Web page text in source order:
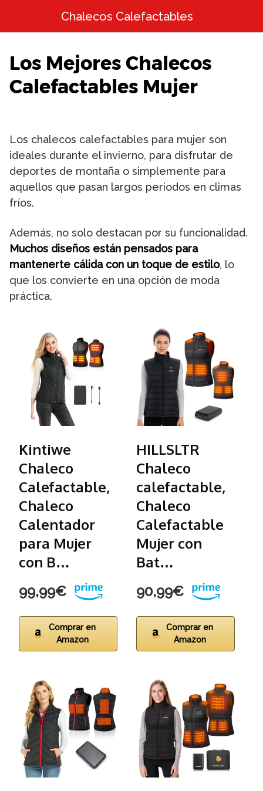
contenido
Chalecos Calefactables
Los Mejores Chalecos
Calefactables Mujer
Los chalecos calefactables para mujer son
ideales durante el invierno, para disfrutar de
deportes de montaña o simplemente para
aquellos que pasan largos periodos en climas
fríos.
Además, no solo destacan por su funcionalidad.
Muchos diseños están pensados para
mantenerte cálida con un toque de estilo, lo
que los convierte en una opción de moda
práctica.
Kintiwe
Chaleco
Calefactable,
Chaleco
Calentador
para Mujer
con B…
99,99€
Comprar en
Amazon
HILLSLTR
Chaleco
calefactable,
Chaleco
Calefactable
Mujer con
Bat…
90,99€
Comprar en
Amazon